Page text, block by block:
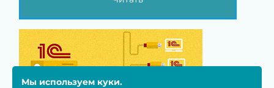
Мы используем куки.